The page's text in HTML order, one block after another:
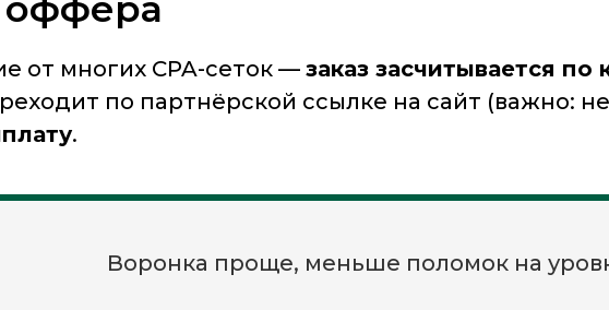
от многих CPA-сеток — заказ засчитывается по
по партнёрской ссылке на сайт (важно:
.
Воронка проще, меньше поломок на